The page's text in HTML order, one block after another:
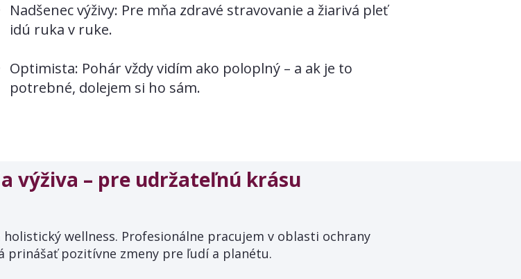
Nadšenec výživy: Pre mňa zdravé stravovanie a žiarivá pleť
idú ruka v ruke.
Optimista: Pohár vždy vidím ako poloplný – a ak je to
potrebné, dolejem si ho sám.
výživa – pre udržateľnú krásu
wellness. Profesionálne pracujem v oblasti ochrany
pozitívne zmeny pre ľudí a planétu.